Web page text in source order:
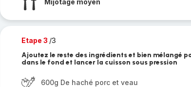
Etape 3 /3
Ajoutez le reste des ingrédients et bien mélangé
dans le fond et lancer la cuisson sous pression
600g De haché porc et veau